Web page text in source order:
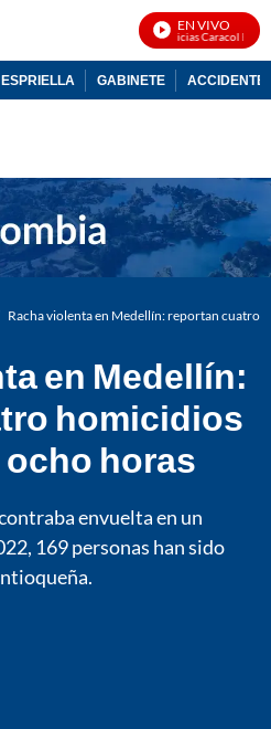
EN VIVO
Noticias Caracol En
GABINETE ACCIDENTE
Racha violenta en Medellín: reportan cuatro
en Medellín:
homicidios
ocho horas
envuelta en un
169 personas han sido